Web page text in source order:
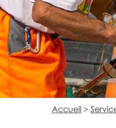
Accueil>